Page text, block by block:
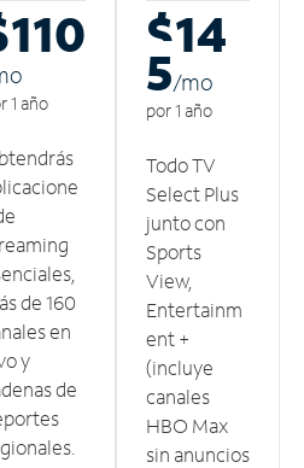
o
1 año
de 160
en
y
de
$14
5/mo
por 1 año
Todo TV
Select Plus
junto con
Sports
View,
Entertainm
ent +
(incluye
canales
HBO Max
sin anuncios